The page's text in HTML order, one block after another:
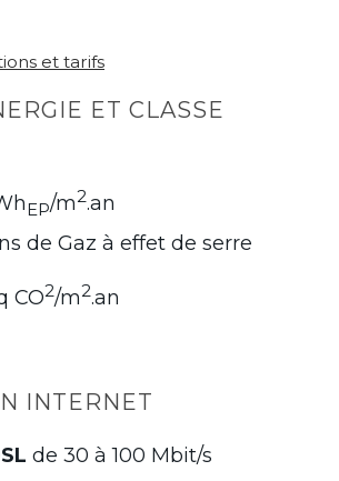
et tarifs
ET CLASSE
EP/m2.an
de Gaz à effet de serre
CO2/m2.an
INTERNET
de 30 à 100 Mbit/s